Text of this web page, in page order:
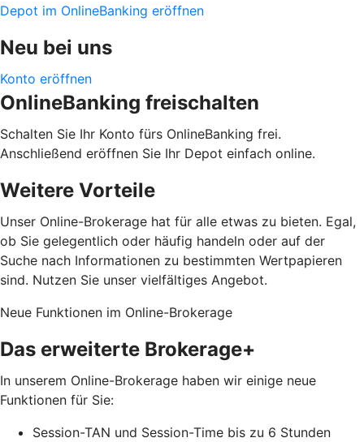
Depot im OnlineBanking eröffnen
Neu bei uns
Konto eröffnen
OnlineBanking freischalten
Schalten Sie Ihr Konto fürs OnlineBanking frei.
Anschließend eröffnen Sie Ihr Depot einfach online.
Weitere Vorteile
Unser Online-Brokerage hat für alle etwas zu bieten. Egal,
ob Sie gelegentlich oder häufig handeln oder auf der
Suche nach Informationen zu bestimmten Wertpapieren
sind. Nutzen Sie unser vielfältiges Angebot.
Neue Funktionen im Online-Brokerage
Das erweiterte Brokerage+
In unserem Online-Brokerage haben wir einige neue
Funktionen für Sie:
Session-TAN und Session-Time bis zu 6 Stunden